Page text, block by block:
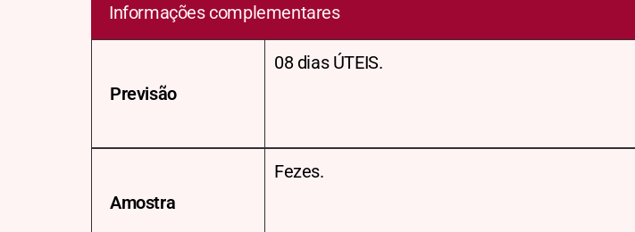
Informações complementares
Previsão
08 dias ÚTEIS.
Amostra
Fezes.